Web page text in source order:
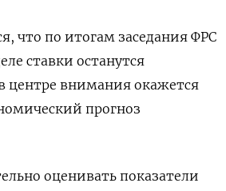
что по итогам заседания ФРС
ставки останутся
внимания окажется
прогноз
оценивать показатели